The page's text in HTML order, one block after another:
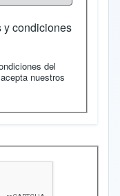
y condiciones
del
nuestros